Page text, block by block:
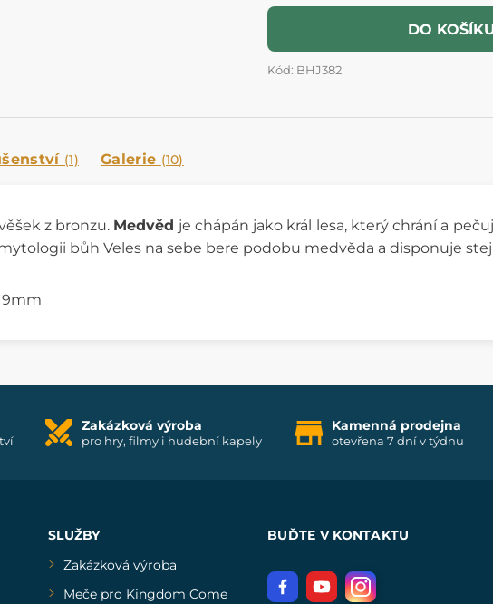
DO
Kód: BHJ382
(1) Galerie (10)
z bronzu. Medvěd je chápán jako král lesa, který chrání a
bůh Veles na sebe bere podobu medvěda a disponuje
9mm
Zakázková výroba
pro hry, filmy i hudební kapely
Kamenná prodejna
otevřena 7 dní v týdnu
SLUŽBY
Zakázková výroba
Meče pro Kingdom Come
BUĎTE V KONTAKTU